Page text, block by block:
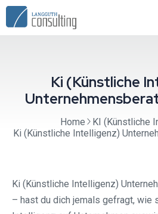
Ki (Künstliche
Home
KI (Künstliche
Ki (Künstliche Intelligenz)
Ki (Künstliche Intelligenz)
– hast du dich jemals gefragt, wie